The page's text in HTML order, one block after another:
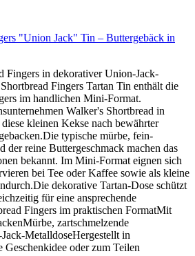
"Union Jack" Tin – Buttergebäck in
Fingers in dekorativer Union-Jack-
Fingers Tartan Tin enthält die
im handlichen Mini-Format.
Walker's Shortbread in
kleinen Kekse nach bewährter
typische mürbe, fein-
der reine Buttergeschmack machen das
bekannt. Im Mini-Format eignen sich
bei Tee oder Kaffee sowie als kleine
dekorative Tartan-Dose schützt
für eine ansprechende
Fingers im praktischen FormatMit
zartschmelzende
MetalldoseHergestellt in
Geschenkidee oder zum Teilen